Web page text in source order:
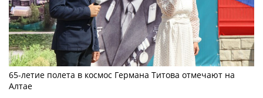
65-летие полета в космос Германа Титова отмечают на
Алтае